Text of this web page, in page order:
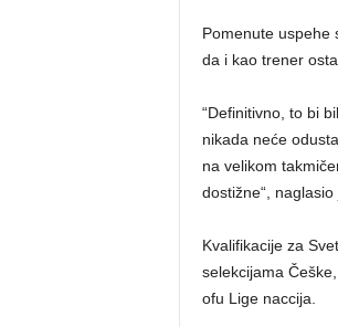
Pomenute uspehe
da i kao trener
“Definitivno, to bi
nikada neće
na velikom
dostižne“,
Kvalifikacije za
selekcijama
ofu Lige naccija.